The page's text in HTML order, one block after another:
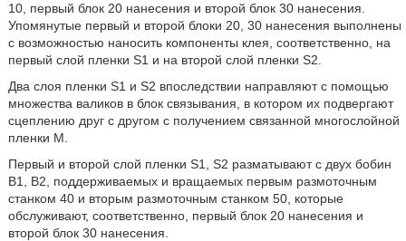
10, первый блок 20 нанесения и второй блок 30 нанесения.
Упомянутые первый и второй блоки 20, 30 нанесения выполнены
с возможностью наносить компоненты клея, соответственно, на
первый слой пленки S1 и на второй слой пленки S2.
Два слоя пленки S1 и S2 впоследствии направляют с помощью
множества валиков в блок связывания, в котором их подвергают
сцеплению друг с другом с получением связанной многослойной
пленки М.
Первый и второй слой пленки S1, S2 разматывают с двух бобин
В1, В2, поддерживаемых и вращаемых первым размоточным
станком 40 и вторым размоточным станком 50, которые
обслуживают, соответственно, первый блок 20 нанесения и
второй блок 30 нанесения.